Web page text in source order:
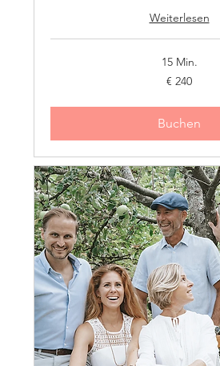
Weiterlesen
15 Min.
€ 240
Buchen